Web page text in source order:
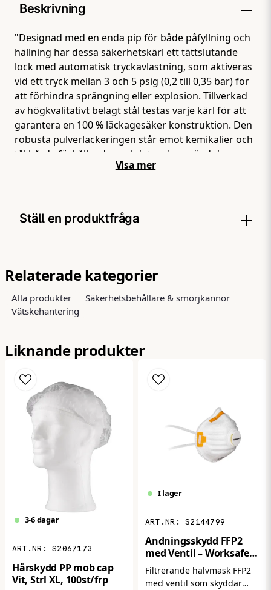
Beskrivning
"Designad med en enda pip för både påfyllning och
hällning har dessa säkerhetskärl ett tättslutande
lock med automatisk tryckavlastning, som aktiveras
vid ett tryck mellan 3 och 5 psig (0,2 till 0,35 bar) för
att förhindra sprängning eller explosion. Tillverkad
av högkvalitativt belagt stål testas varje kärl för att
garantera en 100 % läckagesäker konstruktion. Den
robusta pulverlackeringen står emot kemikalier och
tål hårda förhållanden och intensiv användning.
Varje Justrite säkerhetskärl är utrustat med en
till 1 liter har ett handtag med trigger-utlösning,
medan större modeller har ett svängbart handtag
använda en typ I säkerhetskärlstratt. Denna
polypropen-tratt fästs vid pipens hals på typ I
säkerhetskärl som rymmer 4 liter eller mer. Tratten
har två lägen: ett nedfällt läge för påfyllning eller
stora, rundade trattskålen skyddar mot stänk och
spill, och dess hållbara konstruktion är designad för
att klara tuff användning."
Visa mer
Ställ en produktfråga
Mejladress
Ja, ni får publicera min fråga
Skicka fråga
Relaterade kategorier
Alla produkter
Säkerhetsbehållare & smörjkannor
Vätskehantering
Liknande produkter
3-6 dagar
S2067173
Hårskydd PP mob cap
Vit, Strl XL, 100st/frp
I lager
S2144799
Andningsskydd FFP2
med Ventil – Worksafe
W21V (15-pack)
Filtrerande halvmask FFP2
med ventil som skyddar